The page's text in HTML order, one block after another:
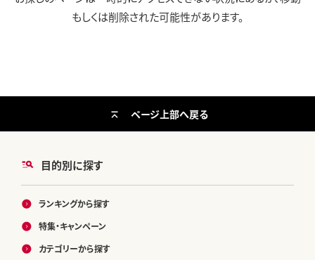
もしくは削除された可能性があります。
目的別に探す
ランキングから探す
特集・キャンペーン
カテゴリーから探す
ページ上部へ戻る